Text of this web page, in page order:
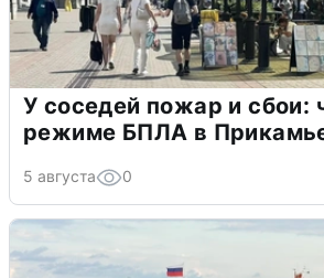
У соседей пожар и сбои:
режиме БПЛА в
5 августа 0